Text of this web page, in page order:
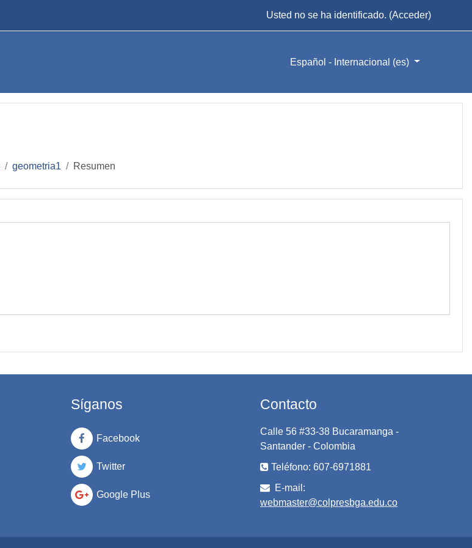
Usted no se ha identificado. (Acceder)
Español - Internacional ‎(es)‎
geometria1 Resumen
Síganos
Facebook
Twitter
Google Plus
Contacto
Calle 56 #33-38 Bucaramanga -
Santander - Colombia
Teléfono: 607-6971881
E-mail:
webmaster@colpresbga.edu.co